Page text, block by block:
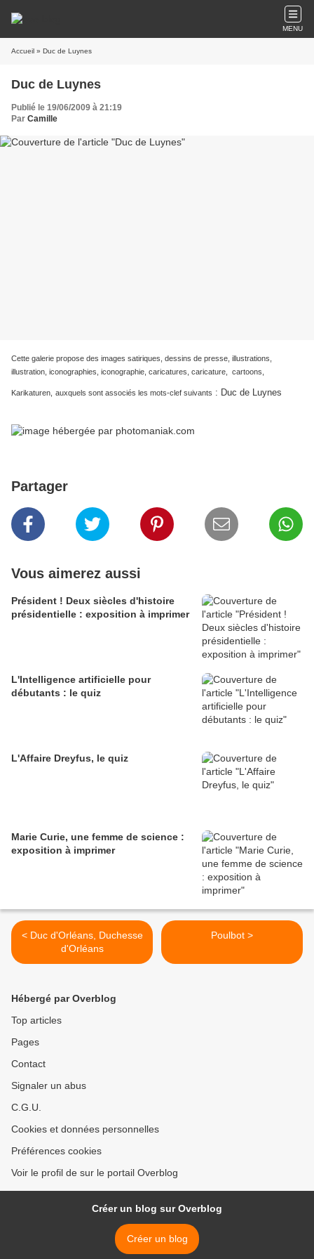
MENU
Accueil » Duc de Luynes
Duc de Luynes
Publié le 19/06/2009 à 21:19
Par Camille
Cette galerie propose des images satiriques, dessins de presse, illustrations,
illustration, iconographies, iconographie, caricatures, caricature, cartoons,
Karikaturen, auxquels sont associés les mots-clef suivants : Duc de Luynes
Partager
Vous aimerez aussi
Président ! Deux siècles d'histoire
présidentielle : exposition à imprimer
L'Intelligence artificielle pour
débutants : le quiz
L'Affaire Dreyfus, le quiz
Marie Curie, une femme de science :
exposition à imprimer
< Duc d'Orléans, Duchesse
d'Orléans
Poulbot >
Hébergé par Overblog
Top articles
Pages
Contact
Signaler un abus
C.G.U.
Cookies et données personnelles
Préférences cookies
Voir le profil de sur le portail Overblog
Créer un blog sur Overblog
Créer un blog